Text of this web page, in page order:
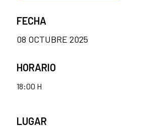
FECHA
08 OCTUBRE 2025
HORARIO
18:00 H
LUGAR